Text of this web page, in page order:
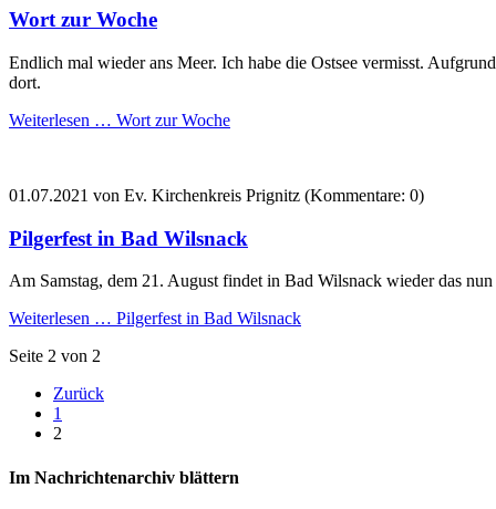
Wort zur Woche
Endlich mal wieder ans Meer. Ich habe die Ostsee vermisst.
dort.
Weiterlesen … Wort zur Woche
01.07.2021 von Ev. Kirchenkreis Prignitz (Kommentare: 0)
Pilgerfest in Bad Wilsnack
Am Samstag, dem 21. August findet in Bad Wilsnack wieder das
Weiterlesen … Pilgerfest in Bad Wilsnack
Seite 2 von 2
Zurück
1
2
Im Nachrichtenarchiv blättern